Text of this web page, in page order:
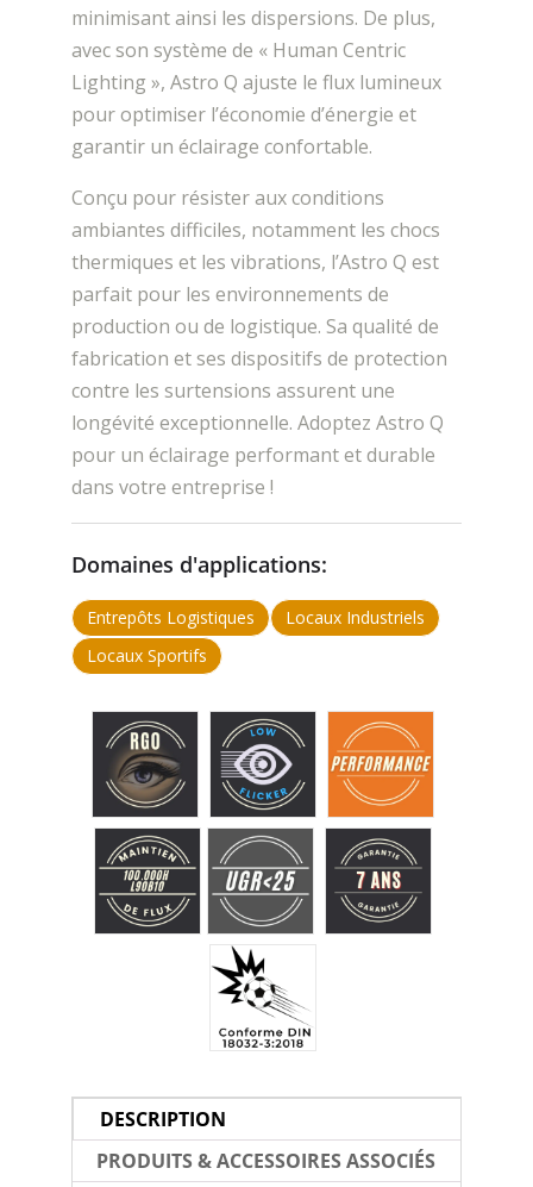
minimisant ainsi les dispersions. De plus,
avec son système de « Human Centric
Lighting », Astro Q ajuste le flux lumineux
pour optimiser l’économie d’énergie et
garantir un éclairage confortable.
Conçu pour résister aux conditions
ambiantes difficiles, notamment les chocs
thermiques et les vibrations, l’Astro Q est
parfait pour les environnements de
production ou de logistique. Sa qualité de
fabrication et ses dispositifs de protection
contre les surtensions assurent une
longévité exceptionnelle. Adoptez Astro Q
pour un éclairage performant et durable
dans votre entreprise !
Domaines d'applications:
Entrepôts Logistiques
Locaux Industriels
Locaux Sportifs
DESCRIPTION
PRODUITS & ACCESSOIRES ASSOCIÉS